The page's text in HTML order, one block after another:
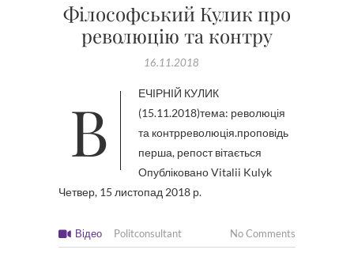
Філософський Кулик про
революцію та контру
16.11.2018
ВЕЧІРНІЙ КУЛИК
(15.11.2018)тема: революція
та контрреволюція.проповідь
перша, репост вітається
Опубліковано Vitalii Kulyk
Четвер, 15 листопад 2018 р.
Відео Politconsultant No Comments